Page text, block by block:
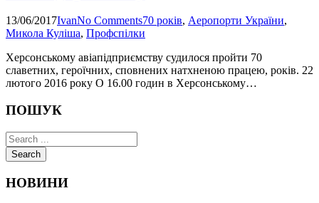
13/06/2017IvanNo Comments70 років, Аеропорти України,
Микола Куліша, Профспілки
Херсонському авіапідприємству судилося пройти 70
славетних, героїчних, сповнених натхненою працею, років. 22
лютого 2016 року О 16.00 годин в Херсонському…
ПОШУК
Search
НОВИНИ